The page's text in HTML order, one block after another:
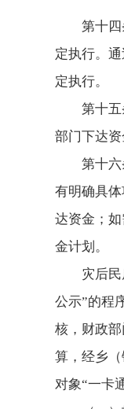
第十
定执行。
定执行。
第十
部门下达资
第十
有明确具
达资金；
金计划。
灾后
公示”的程
核，财政
算，经乡
对象“一卡